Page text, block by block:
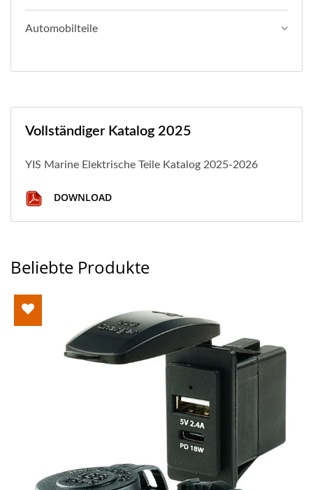
Automobilteile
Vollständiger Katalog 2025
YIS Marine Elektrische Teile Katalog 2025-2026
DOWNLOAD
Beliebte Produkte